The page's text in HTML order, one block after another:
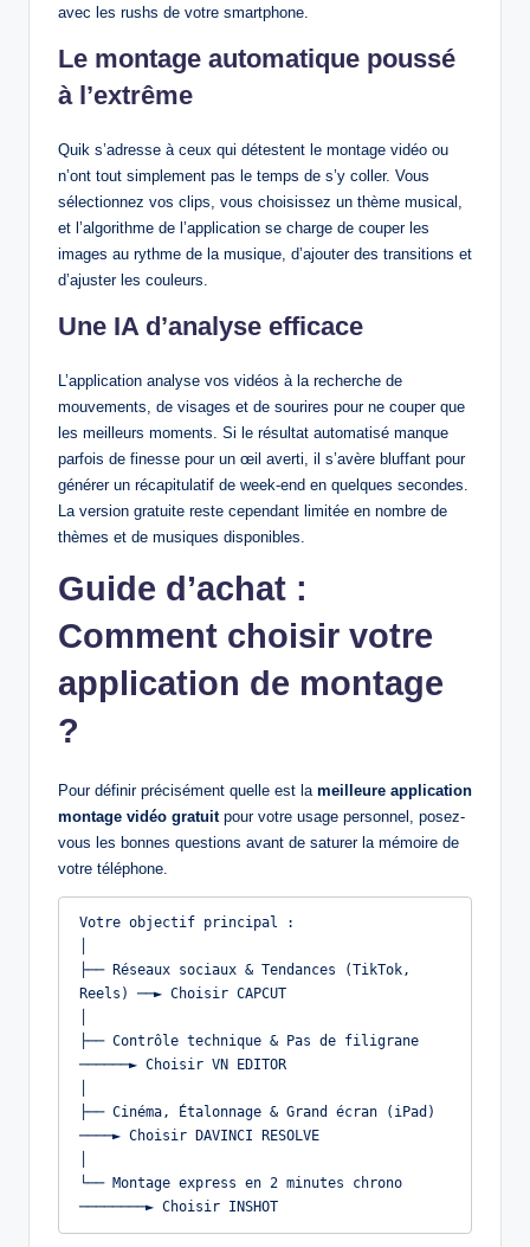
avec les rushs de votre smartphone.
Le montage automatique poussé
à l’extrême
Quik s’adresse à ceux qui détestent le montage vidéo ou
n’ont tout simplement pas le temps de s’y coller. Vous
sélectionnez vos clips, vous choisissez un thème musical,
et l’algorithme de l’application se charge de couper les
images au rythme de la musique, d’ajouter des transitions et
d’ajuster les couleurs.
Une IA d’analyse efficace
L’application analyse vos vidéos à la recherche de
mouvements, de visages et de sourires pour ne couper que
les meilleurs moments. Si le résultat automatisé manque
parfois de finesse pour un œil averti, il s’avère bluffant pour
générer un récapitulatif de week-end en quelques secondes.
La version gratuite reste cependant limitée en nombre de
thèmes et de musiques disponibles.
Guide d’achat :
Comment choisir votre
application de montage
?
Pour définir précisément quelle est la meilleure application
montage vidéo gratuitpour votre usage personnel, posez-
vous les bonnes questions avant de saturer la mémoire de
votre téléphone.
Votre objectif principal :
├── Réseaux sociaux & Tendances (TikTok,
Reels) ──► Choisir CAPCUT
├── Contrôle technique & Pas de filigrane
──────► Choisir VN EDITOR
├── Cinéma, Étalonnage & Grand écran (iPad)
────► Choisir DAVINCI RESOLVE
└── Montage express en 2 minutes chrono
────────► Choisir INSHOT